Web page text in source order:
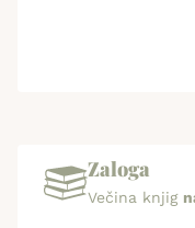
Zaloga
Večina knjig